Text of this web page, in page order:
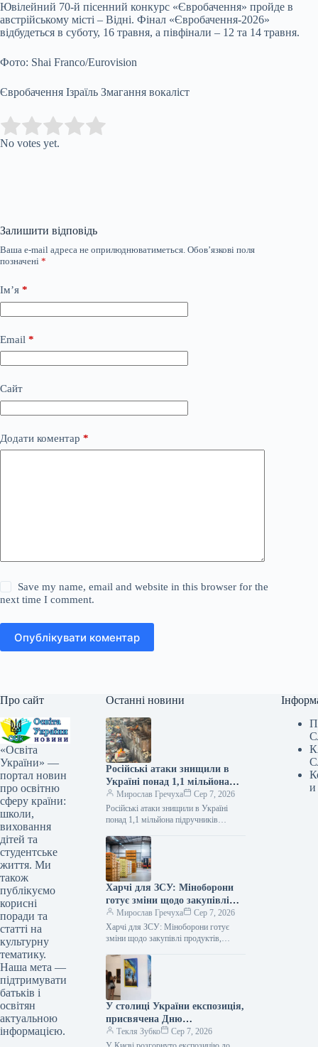
Ювілейний 70-й пісенний конкурс «Євробачення» пройде в
австрійському місті – Відні. Фінал «Євробачення-2026»
відбудеться в суботу, 16 травня, а півфінали – 12 та 14 травня.
Фото: Shai Franco/Eurovision
Євробачення Ізраїль Змагання вокаліст
Rate this item:
No votes yet.
Залишити відповідь
Ваша e-mail адреса не оприлюднюватиметься. Обов’язкові поля
позначені *
Ім’я *
Email *
Сайт
Додати коментар *
Save my name, email and website in this browser for the
next time I comment.
Опублікувати коментар
Про сайт
«Освіта
України» —
портал новин
про освітню
сферу країни:
школи,
виховання
дітей та
студентське
життя. Ми
також
публікуємо
корисні
поради та
статті на
культурну
тематику.
Наша мета —
підтримувати
батьків і
освітян
актуальною
інформацією.
Останні новини
Російські атаки знищили в
Україні понад 1,1 мільйона
підручників
Мирослав Гречуха
Сер 7, 2026
Російські атаки знищили в Україні
понад 1,1 мільйона підручників
російські атаки знищено понад 1,1 млн
українських…
Харчі для ЗСУ: Міноборони
готує зміни щодо закупівлі
продуктів, логістики та
контролю якості
Мирослав Гречуха
Сер 7, 2026
Харчі для ЗСУ: Міноборони готує
зміни щодо закупівлі продуктів,
07.08.2026 19:00 Укрінформ
Міністерство оборони України та…
У столиці України експозиція,
присвячена Дню
Незалежності
Текля Зубко
Сер 7, 2026
и